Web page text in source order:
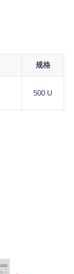
规格
500 U